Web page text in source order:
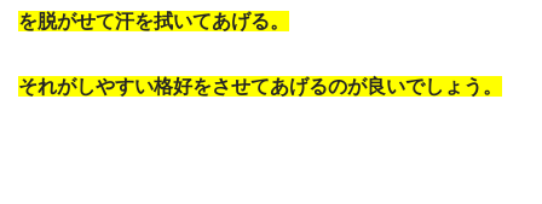
を脱がせて汗を拭いてあげる。
それがしやすい格好をさせてあげるのが良いでしょう。